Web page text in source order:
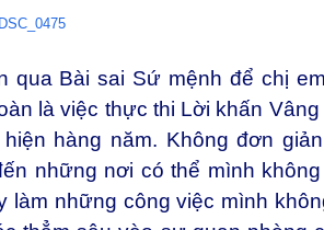
qua Bài sai Sứ mệnh để chị
là việc thực thi Lời khấn Vâng
hàng năm. Không đơn
những nơi có thể mình
làm những công việc mình